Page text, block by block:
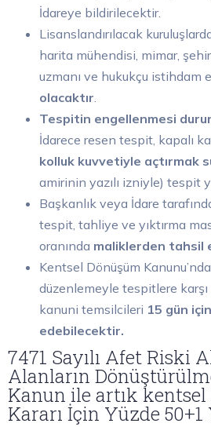
İdareye bildirilecektir.
Lisanslandırılacak
harita mühendisi, mimar,
uzmanı ve hukukçu istihdam
olacaktır
Tespitin engellenmesi
İdarece resen tespit, kapalı
kolluk kuvvetiyle açtırmak
amirinin yazılı izniyle) tespit
Başkanlık veya İdare
tespit, tahliye ve yıktırma
oranında maliklerden tahsil
Kentsel Dönüşüm
düzenlemeyle tespitlere
kanuni temsilcileri 15 gün
edebilecektir.
7471 Sayılı Afet Riski
Alanların
Kanun ile artık
Kararı İçin Yüzde